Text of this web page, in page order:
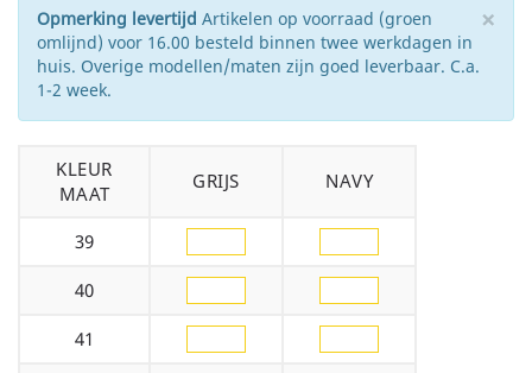
×
Opmerking levertijd Artikelen op voorraad (groen
omlijnd) voor 16.00 besteld binnen twee werkdagen in
huis. Overige modellen/maten zijn goed leverbaar. C.a.
1-2 week.
KLEUR
MAAT
GRIJS NAVY
39
40
41